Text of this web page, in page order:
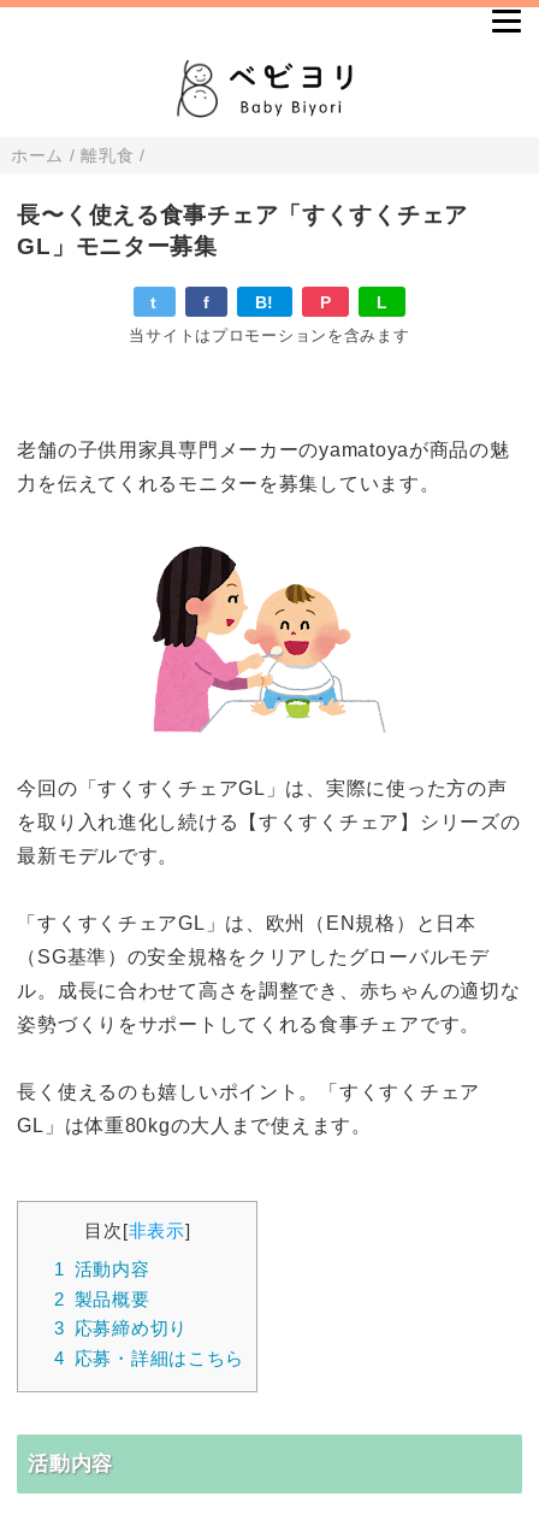
ホーム /離乳食 /
長〜く使える食事チェア「すくすくチェア
GL」モニター募集
t f B! P L
当サイトはプロモーションを含みます
老舗の子供用家具専門メーカーのyamatoyaが商品の魅
力を伝えてくれるモニターを募集しています。
今回の「すくすくチェアGL」は、実際に使った方の声
を取り入れ進化し続ける【すくすくチェア】シリーズの
最新モデルです。
「すくすくチェアGL」は、欧州（EN規格）と日本
（SG基準）の安全規格をクリアしたグローバルモデ
ル。成長に合わせて高さを調整でき、赤ちゃんの適切な
姿勢づくりをサポートしてくれる食事チェアです。
長く使えるのも嬉しいポイント。「すくすくチェア
GL」は体重80kgの大人まで使えます。
目次[非表示]
1 活動内容
2 製品概要
3 応募締め切り
4 応募・詳細はこちら
活動内容